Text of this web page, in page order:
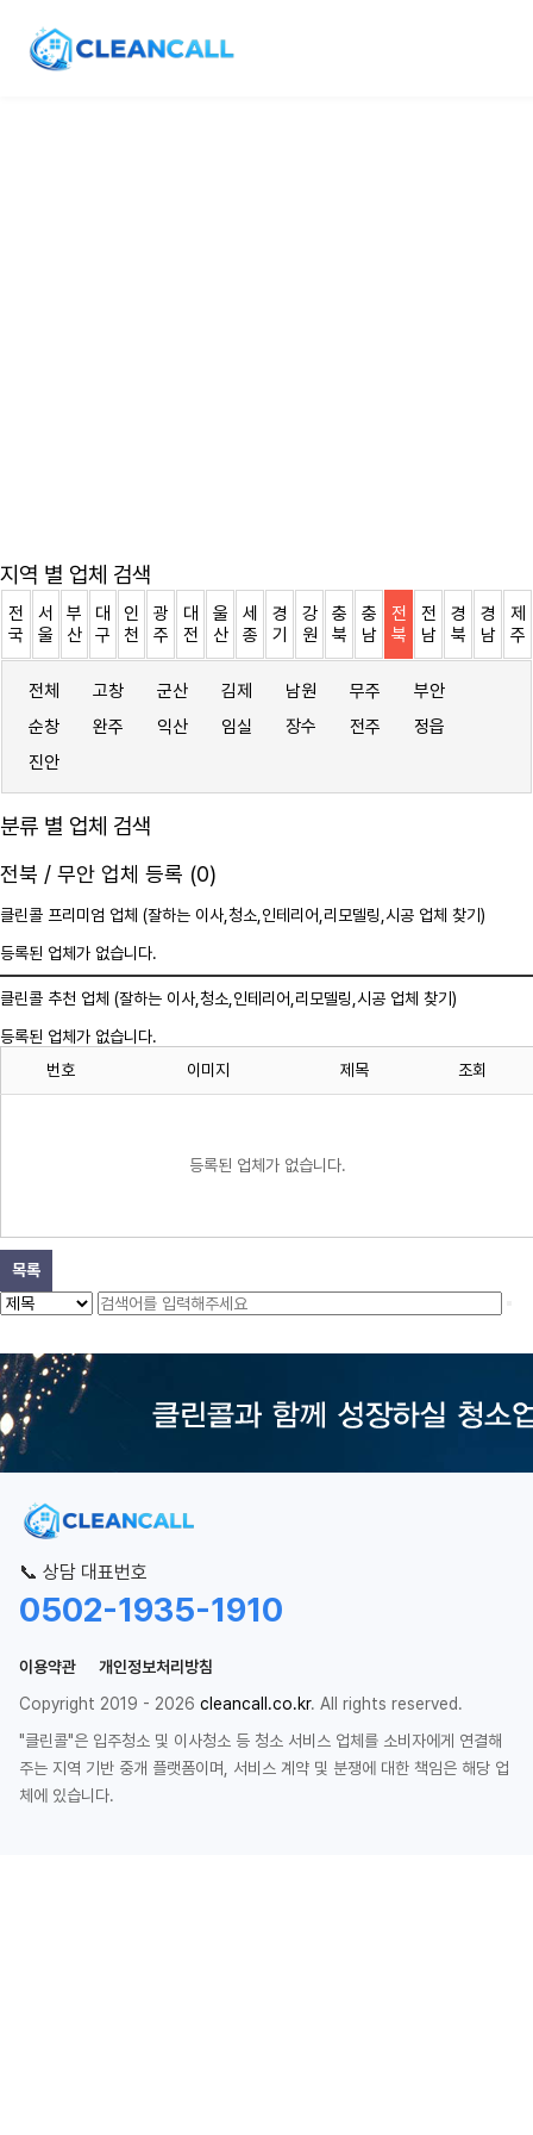
지역 별 업체 검색
전
국
서
울
부
산
대
구
인
천
광
주
대
전
울
산
세
종
경
기
강
원
충
북
충
남
전
북
전
남
경
북
경
남
제
주
전체 고창 군산 김제 남원 무주
부안
순창
완주 익산 임실 장수 전주
정읍
진안
분류 별 업체 검색
전북 / 무안 업체 등록 (0)
클린콜 프리미엄 업체 (잘하는 이사, 청소 ,인테리어,리모델링,시공 업체 찾기)
등록된 업체가 없습니다.
클린콜 추천 업체 (잘하는 이사, 청소 ,인테리어,리모델링,시공 업체 찾기)
등록된 업체가 없습니다.
번호
이미지 제목 조회
등록된 업체가 없습니다.
목록
📞 상담 대표번호
0502-1935-1910
이용약관
개인정보처리방침
Copyright 2019 - 2026 cleancall.co.kr. All rights reserved.
"클린콜"은 입주청소 및 이사청소 등 청소 서비스 업체를 소비자에게 연결해
주는 지역 기반 중개 플랫폼이며, 서비스 계약 및 분쟁에 대한 책임은 해당 업
체에 있습니다.